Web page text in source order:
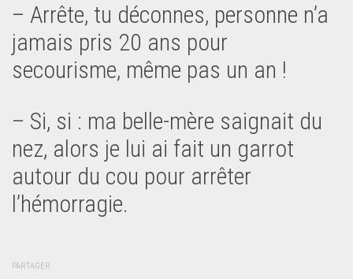
– Arrête, tu déconnes, personne n’a
jamais pris 20 ans pour
secourisme, même pas un an !
– Si, si : ma belle-mère saignait du
nez, alors je lui ai fait un garrot
autour du cou pour arrêter
l’hémorragie.
PARTAGER